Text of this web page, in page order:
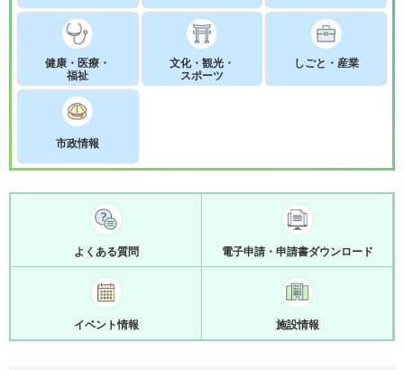
健康・医療・
福祉
文化・観光・
スポーツ
しごと・産業
市政情報
よくある質問 電子申請・申請書ダウンロード
イベント情報 施設情報